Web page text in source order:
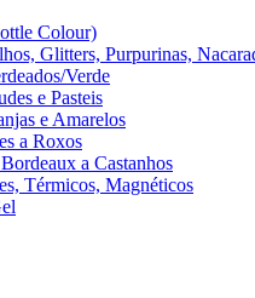
Colour)
Glitters, Purpurinas,
Verde
e Pasteis
e Amarelos
a Roxos
a Castanhos
Térmicos, Magnéticos